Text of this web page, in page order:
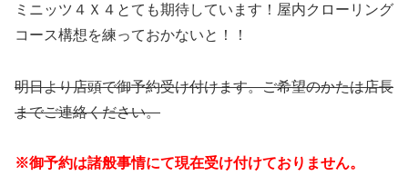
ミニッツ４Ｘ４とても期待しています！屋内クローリング
コース構想を練っておかないと！！
明日より店頭で御予約受け付けます。ご希望のかたは店長
までご連絡ください。
※御予約は諸般事情にて現在受け付けておりません。